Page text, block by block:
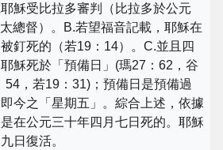
穌受比拉多審判（比拉多於公元
總督）。B.若望福音記載，耶穌在
釘死的（若19：14）。C.並且四
穌死於「預備日」(瑪27：62，谷
54，若19：31)；預備日是預備過
今之「星期五」。綜合上述，依據
在公元三十年四月七日死的。耶穌
日復活。